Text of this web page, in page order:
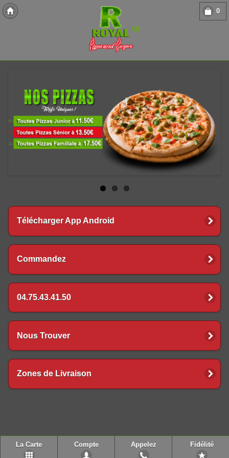
0
Télécharger App Android
Commandez
04.75.43.41.50
Nous Trouver
Zones de Livraison
La Carte Compte Appelez Fidélité
Copyright 2013 Des-Click Com